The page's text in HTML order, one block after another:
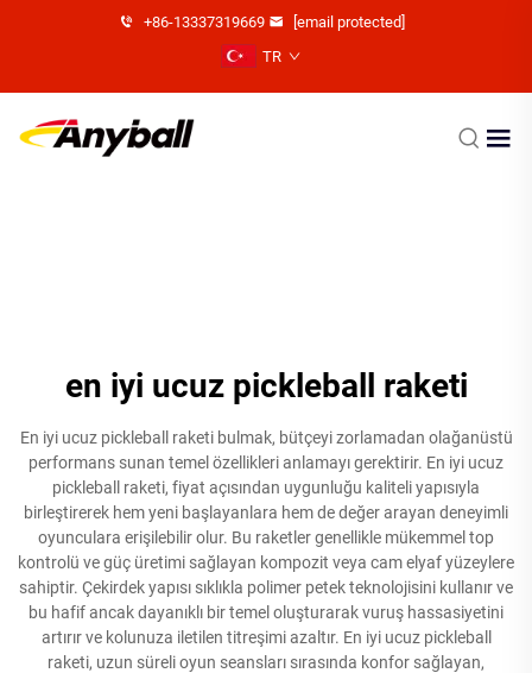
+86-13337319669
[email protected]
TR
en iyi ucuz pickleball raketi
En iyi ucuz pickleball raketi bulmak, bütçeyi zorlamadan olağanüstü
performans sunan temel özellikleri anlamayı gerektirir. En iyi ucuz
pickleball raketi, fiyat açısından uygunluğu kaliteli yapısıyla
birleştirerek hem yeni başlayanlara hem de değer arayan deneyimli
oyunculara erişilebilir olur. Bu raketler genellikle mükemmel top
kontrolü ve güç üretimi sağlayan kompozit veya cam elyaf yüzeylere
sahiptir. Çekirdek yapısı sıklıkla polimer petek teknolojisini kullanır ve
bu hafif ancak dayanıklı bir temel oluşturarak vuruş hassasiyetini
artırır ve kolunuza iletilen titreşimi azaltır. En iyi ucuz pickleball
raketi, uzun süreli oyun seansları sırasında konfor sağlayan,